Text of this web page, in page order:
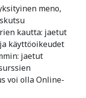
meno,
kautta: jaetut
käyttöoikeudet
jaetut
voi olla Online-